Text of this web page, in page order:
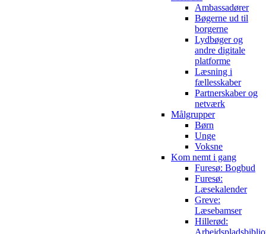
Ambassadører
Bøgerne ud til
borgerne
Lydbøger og
andre digitale
platforme
Læsning i
fællesskaber
Partnerskaber og
netværk
Målgrupper
Børn
Unge
Voksne
Kom nemt i gang
Furesø: Bogbud
Furesø:
Læsekalender
Greve:
Læsebamser
Hillerød: